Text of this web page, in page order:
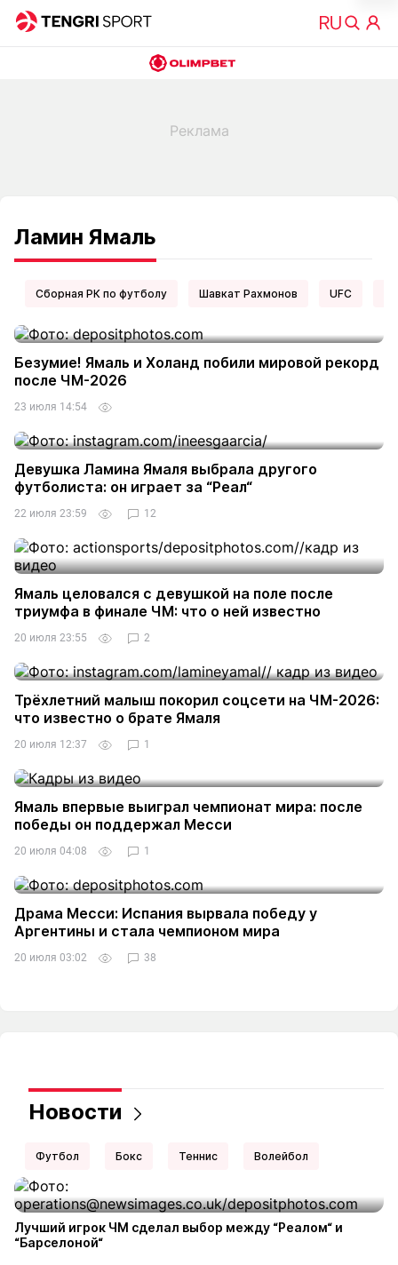
Ламин Ямаль
Сборная РК по футболу Шавкат Рахмонов UFC
Безумие! Ямаль и Холанд побили мировой рекорд
после ЧМ-2026
23 июля 14:54
Девушка Ламина Ямаля выбрала другого
футболиста: он играет за “Реал“
22 июля 23:59 12
Ямаль целовался с девушкой на поле после
триумфа в финале ЧМ: что о ней известно
20 июля 23:55 2
Трёхлетний малыш покорил соцсети на ЧМ-2026:
что известно о брате Ямаля
20 июля 12:37 1
Ямаль впервые выиграл чемпионат мира: после
победы он поддержал Месси
20 июля 04:08 1
Драма Месси: Испания вырвала победу у
Аргентины и стала чемпионом мира
20 июля 03:02 38
Новости
Футбол Бокс Теннис Волейбол
Лучший игрок ЧМ сделал выбор между “Реалом“ и
“Барселоной“